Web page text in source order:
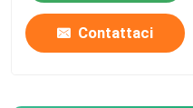
Contattaci